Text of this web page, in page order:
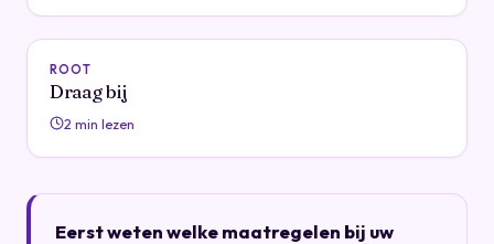
ROOT
Draag bij
2 min lezen
Eerst weten welke maatregelen bij uw